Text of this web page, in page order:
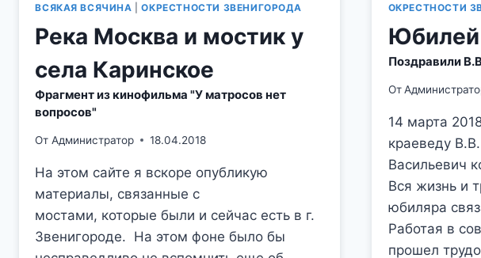
ВСЯКАЯ ВСЯЧИНА |ОКРЕСТНОСТИ ЗВЕНИГОРОДА
Река Москва и мостик у
села Каринское
Фрагмент из кинофильма "У матросов нет
вопросов"
От Администратор 18.04.2018
На этом сайте я вскоре опубликую
материалы, связанные с
мостами, которые были и сейчас есть в г.
Звенигороде. На этом фоне было бы
ОКРЕСТНОСТИ
Юбилей
Поздравили
От
14 марта
краеведу
Васильевич
Вся жизнь и
юбиляра
Работая в
прошел